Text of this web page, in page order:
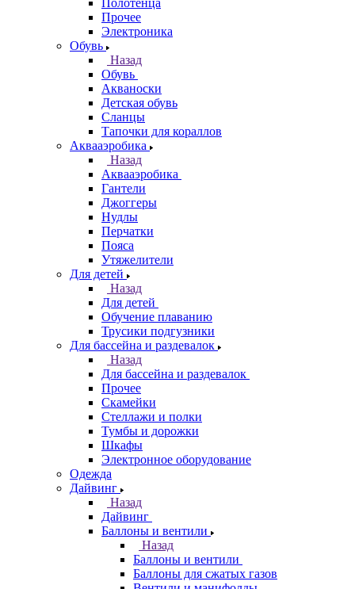
Полотенца
Прочее
Электроника
Обувь
Назад
Обувь
Акваноски
Детская обувь
Сланцы
Тапочки для кораллов
Аквааэробика
Назад
Аквааэробика
Гантели
Джоггеры
Нудлы
Перчатки
Пояса
Утяжелители
Для детей
Назад
Для детей
Обучение плаванию
Трусики подгузники
Для бассейна и раздевалок
Назад
Для бассейна и раздевалок
Прочее
Скамейки
Стеллажи и полки
Тумбы и дорожки
Шкафы
Электронное оборудование
Одежда
Дайвинг
Назад
Дайвинг
Баллоны и вентили
Назад
Баллоны и вентили
Баллоны для сжатых газов